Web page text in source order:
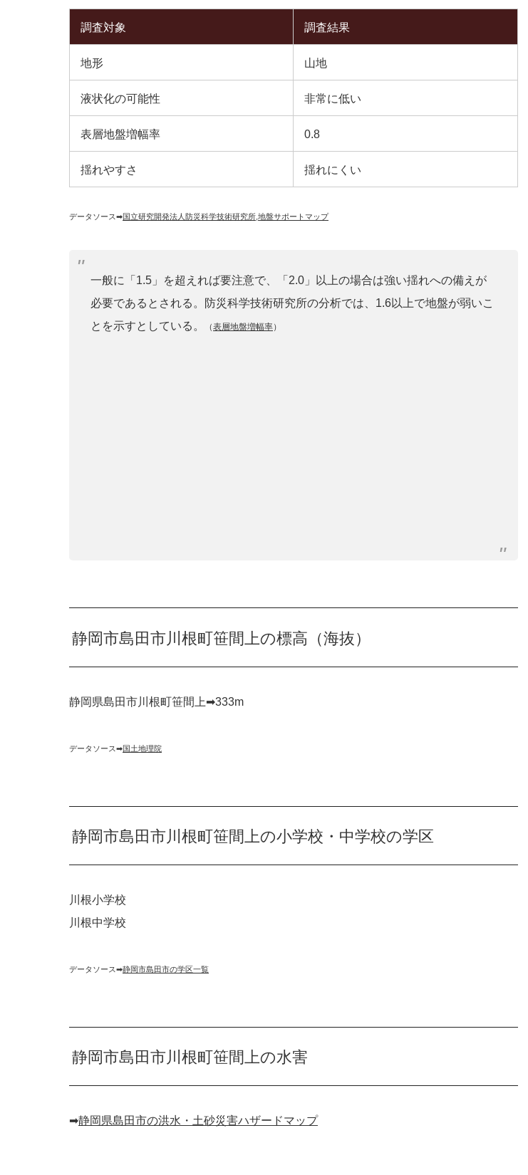
調査対象 調査結果
地形 山地
液状化の可能性 非常に低い
表層地盤増幅率 0.8
揺れやすさ 揺れにくい
データソース➡︎国立研究開発法人防災科学技術研究所 地盤サポートマップ
一般に「1.5」を超えれば要注意で、「2.0」以上の場合は強い揺れへの備えが
必要であるとされる。防災科学技術研究所の分析では、1.6以上で地盤が弱いこ
とを示すとしている。
（表層地盤増幅率）
静岡市島田市川根町笹間上の標高（海抜）
静岡県島田市川根町笹間上➡︎333m
データソース➡︎国土地理院
静岡市島田市川根町笹間上の小学校・中学校の学区
川根小学校
川根中学校
データソース➡︎静岡市島田市の学区一覧
静岡市島田市川根町笹間上の水害
➡︎静岡県島田市の洪水・土砂災害ハザードマップ